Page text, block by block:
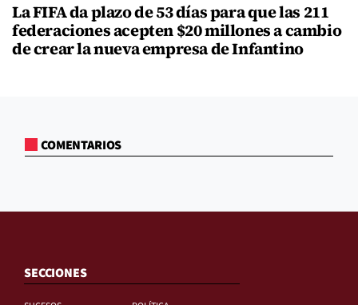
La FIFA da plazo de 53 días para que las 211
federaciones acepten $20 millones a cambio
de crear la nueva empresa de Infantino
COMENTARIOS
SECCIONES